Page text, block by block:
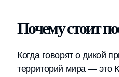
Почему стоит
Когда говорят о дикой
территорий мира — это